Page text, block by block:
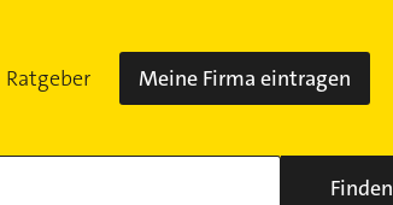
Ratgeber Meine Firma eintragen
Finden